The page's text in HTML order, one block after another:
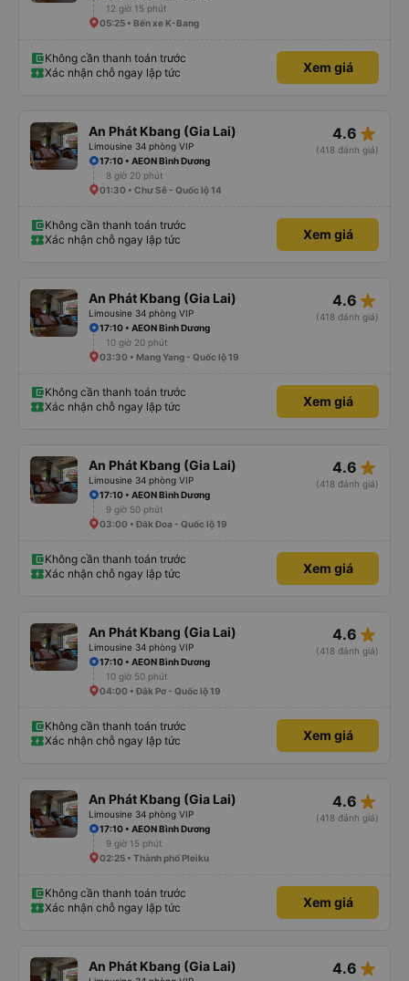
12 giờ 15 phút
05:25 • Bến xe K-Bang
Không cần thanh toán trước
Xác nhận chỗ ngay lập tức
Xem giá
An Phát Kbang (Gia Lai)
Limousine 34 phòng VIP
4.6 star_rate
(418 đánh giá)
17:10 • AEON Bình Dương
8 giờ 20 phút
01:30 • Chư Sê - Quốc lộ 14
Không cần thanh toán trước
Xác nhận chỗ ngay lập tức
Xem giá
An Phát Kbang (Gia Lai)
Limousine 34 phòng VIP
4.6 star_rate
(418 đánh giá)
17:10 • AEON Bình Dương
10 giờ 20 phút
03:30 • Mang Yang - Quốc lộ 19
Không cần thanh toán trước
Xác nhận chỗ ngay lập tức
Xem giá
An Phát Kbang (Gia Lai)
Limousine 34 phòng VIP
4.6 star_rate
(418 đánh giá)
17:10 • AEON Bình Dương
9 giờ 50 phút
03:00 • Đăk Đoa - Quốc lộ 19
Không cần thanh toán trước
Xác nhận chỗ ngay lập tức
Xem giá
An Phát Kbang (Gia Lai)
Limousine 34 phòng VIP
4.6 star_rate
(418 đánh giá)
17:10 • AEON Bình Dương
10 giờ 50 phút
04:00 • Đắk Pơ - Quốc lộ 19
Không cần thanh toán trước
Xác nhận chỗ ngay lập tức
Xem giá
An Phát Kbang (Gia Lai)
Limousine 34 phòng VIP
4.6 star_rate
(418 đánh giá)
17:10 • AEON Bình Dương
9 giờ 15 phút
02:25 • Thành phố Pleiku
Không cần thanh toán trước
Xác nhận chỗ ngay lập tức
Xem giá
An Phát Kbang (Gia Lai) 4.6 star_rate